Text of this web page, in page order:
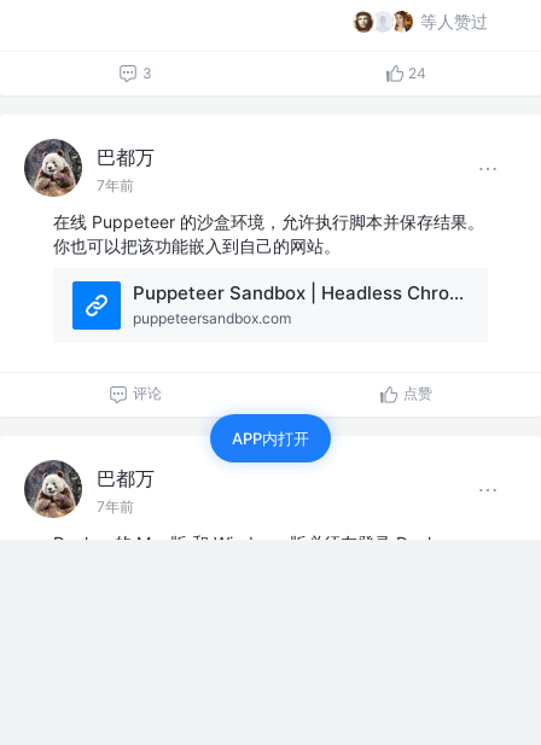
等人赞过
3 24
巴都万
7年前
在线 Puppeteer 的沙盒环境，允许执行脚本并保存结果。
你也可以把该功能嵌入到自己的网站。
Puppeteer Sandbox | Headless Chrome Playground
puppeteersandbox.com
评论 点赞
巴都万
7年前
Docker 的 Mac版 和 Windows 版必须在登录 Docker
APP内打开